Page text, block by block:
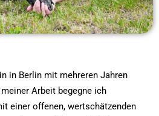
in Berlin mit mehreren Jahren
Arbeit begegne ich
einer offenen, wertschätzenden